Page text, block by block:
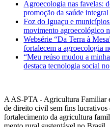
Agroecologia nas favelas:
promoção da saúde
Foz do Iguaçu e
movimento agroecológico
Websérie “Da Terra à
fortalecem a agroecologia
“Meu reúso mudou a
destaca tecnologia social
A AS-PTA - Agricultura Familiar
de direito civil sem fins lucrativos
fortalecimento da agricultura